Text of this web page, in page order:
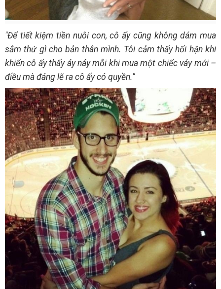
"Để tiết kiệm tiền nuôi con, cô ấy cũng không dám mua
sắm thứ gì cho bản thân mình. Tôi cảm thấy hối hận khi
khiến cô ấy thấy áy náy mỗi khi mua một chiếc váy mới –
điều mà đáng lẽ ra cô ấy có quyền."